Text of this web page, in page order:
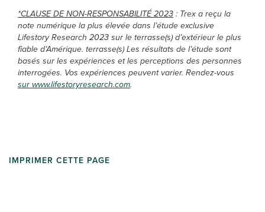
*CLAUSE DE NON-RESPONSABILITÉ 2023: Trex a reçu la
note numérique la plus élevée dans l’étude exclusive
Lifestory Research 2023 sur le terrasse(s) d’extérieur le plus
fiable d’Amérique. terrasse(s)Les résultats de l’étude sont
basés sur les expériences et les perceptions des personnes
interrogées. Vos expériences peuvent varier. Rendez-vous
sur www.lifestoryresearch.com.
IMPRIMER CETTE PAGE